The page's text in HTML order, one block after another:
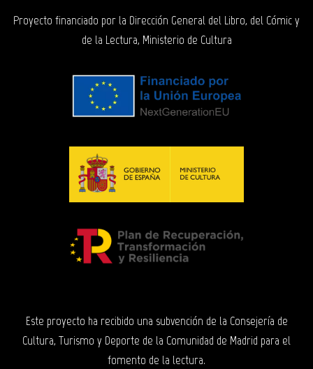
Proyecto financiado por la Dirección General del Libro, del Cómic y
de la Lectura, Ministerio de Cultura
Este proyecto ha recibido una subvención de la Consejería de
Cultura, Turismo y Deporte de la Comunidad de Madrid para el
fomento de la lectura.